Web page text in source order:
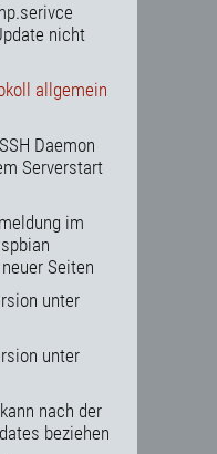
nicht
allgemein
Daemon
Serverstart
im
Seiten
unter
unter
nach der
beziehen